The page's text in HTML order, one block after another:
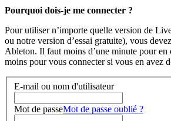
Pourquoi dois-je me connecter ?
Pour utiliser n’importe quelle version de
ou notre version d’essai gratuite), vous
Ableton. Il faut moins d’une minute pour en
moins pour vous connecter si vous en avez
E-mail ou nom d'utilisateur
Mot de passeMot de passe oublié ?